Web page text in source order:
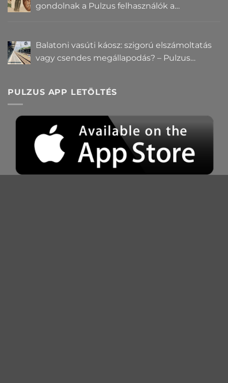
gondolnak a Pulzus felhasználók a
Balatoni vasúti káosz: szigorú elszámoltatás
vagy csendes megállapodás? – Pulzus
PULZUS APP LETÖLTÉS